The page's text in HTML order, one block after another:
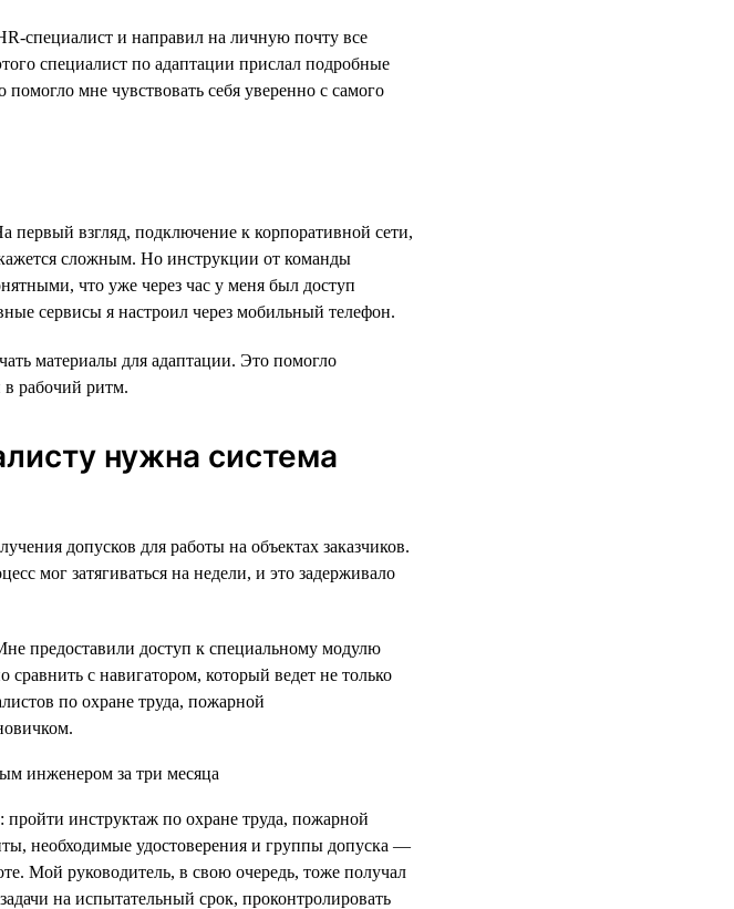
специалист и направил на личную почту все
специалист по адаптации прислал подробные
мне чувствовать себя уверенно с самого
первый взгляд, подключение к корпоративной сети,
сложным. Но инструкции от команды
что уже через час у меня был доступ
сервисы я настроил через мобильный телефон.
материалы для адаптации. Это помогло
рабочий ритм.
нужна система
допусков для работы на объектах заказчиков.
мог затягиваться на недели, и это задерживало
предоставили доступ к специальному модулю
с навигатором, который ведет не только
по охране труда, пожарной
пройти инструктаж по охране труда, пожарной
необходимые удостоверения и группы допуска —
Мой руководитель, в свою очередь, тоже получал
на испытательный срок, проконтролировать